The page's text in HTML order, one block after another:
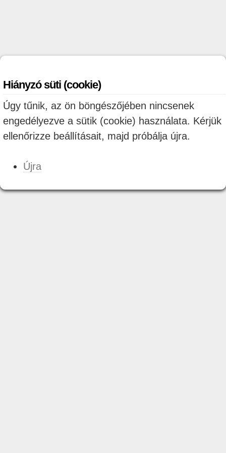
Hiányzó süti (cookie)
Úgy tűnik, az ön böngészőjében nincsenek
engedélyezve a sütik (cookie) használata. Kérjük
ellenőrizze beállításait, majd próbálja újra.
Újra